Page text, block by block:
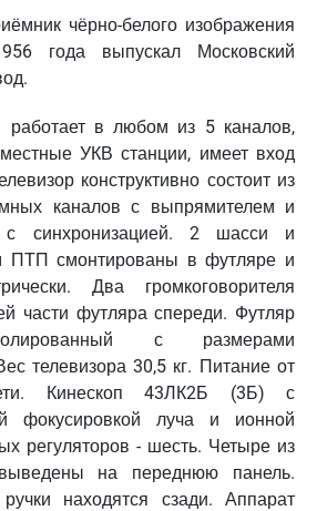
чёрно-белого изображения
года выпускал Московский
работает в любом из 5 каналов,
УКВ станции, имеет вход
конструктивно состоит из
каналов с выпрямителем и
с синхронизацией. 2 шасси и
ПТП смонтированы в футляре и
Два громкоговорителя
части футляра спереди. Футляр
с размерами
телевизора 30,5 кг. Питание от
Кинескоп 43ЛК2Б (3Б) с
фокусировкой луча и ионной
регуляторов - шесть. Четыре из
на переднюю панель.
находятся сзади. Аппарат